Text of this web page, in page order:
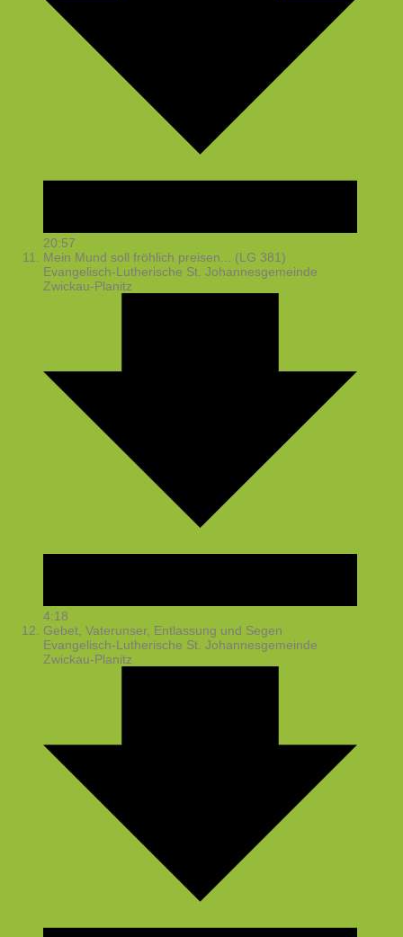
20:57
Mein Mund soll fröhlich preisen... (LG 381)
Evangelisch-Lutherische St. Johannesgemeinde
Zwickau-Planitz
4:18
Gebet, Vaterunser, Entlassung und Segen
Evangelisch-Lutherische St. Johannesgemeinde
Zwickau-Planitz